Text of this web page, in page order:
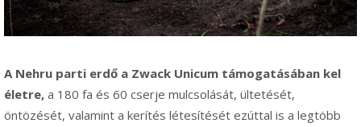
A Nehru parti erdő a Zwack Unicum támogatásában kel
életre, a 180 fa és 60 cserje mulcsolását, ültetését,
öntözését, valamint a kerítés létesítését ezúttal is a legtöbb